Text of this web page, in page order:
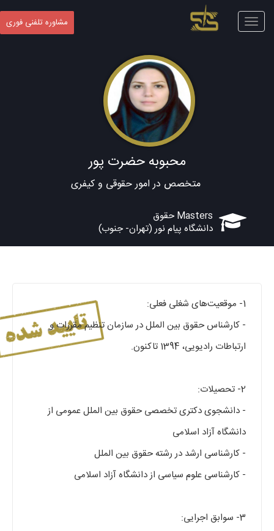
Toggle
navigation
مشاوره تلفنی فوری
محبوبه حضرت پور
متخصص در امور حقوقی و کیفری
Masters حقوق
دانشگاه پیام نور (تهران- جنوب)
1- موقعیت‌های شغلی فعلی:
- کارشناس حقوق بین الملل در سازمان تنظیم مقررات و
ارتباطات رادیویی، 1394 تاکنون.
2- تحصیلات:
- دانشجوی دکتری تخصصی حقوق بین الملل عمومی از
دانشگاه آزاد اسلامی
- کارشناسی ارشد در رشته حقوق بین الملل
- کارشناسی علوم سیاسی از دانشگاه آزاد اسلامی
3- سوابق اجرایی: